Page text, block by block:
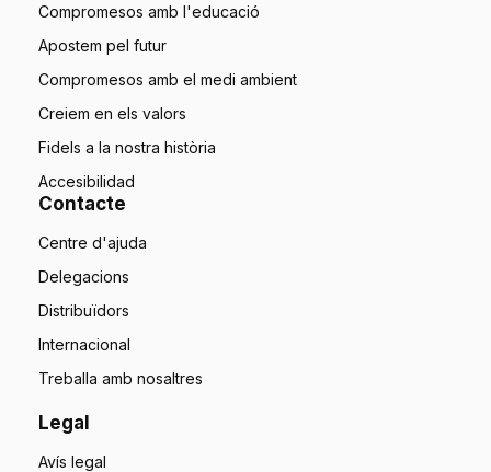
Compromesos amb l'educació
Apostem pel futur
Compromesos amb el medi ambient
Creiem en els valors
Fidels a la nostra història
Accesibilidad
Contacte
Centre d'ajuda
Delegacions
Distribuïdors
Internacional
Treballa amb nosaltres
Legal
Avís legal